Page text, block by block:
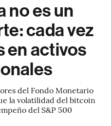
no es un
cada vez
en activos
del Fondo Monetario
la volatilidad del bitcoin
del S&P 500